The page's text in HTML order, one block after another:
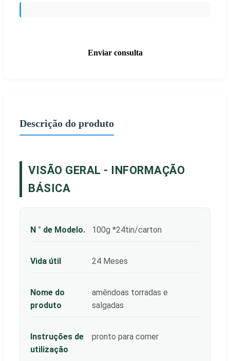
Enviar consulta
Descrição do produto
VISÃO GERAL - INFORMAÇÃO
BÁSICA
N ° de Modelo. 100g *24tin/carton
Vida útil 24 Meses
Nome do
produto
amêndoas torradas e
salgadas
Instruções de
utilização
pronto para comer